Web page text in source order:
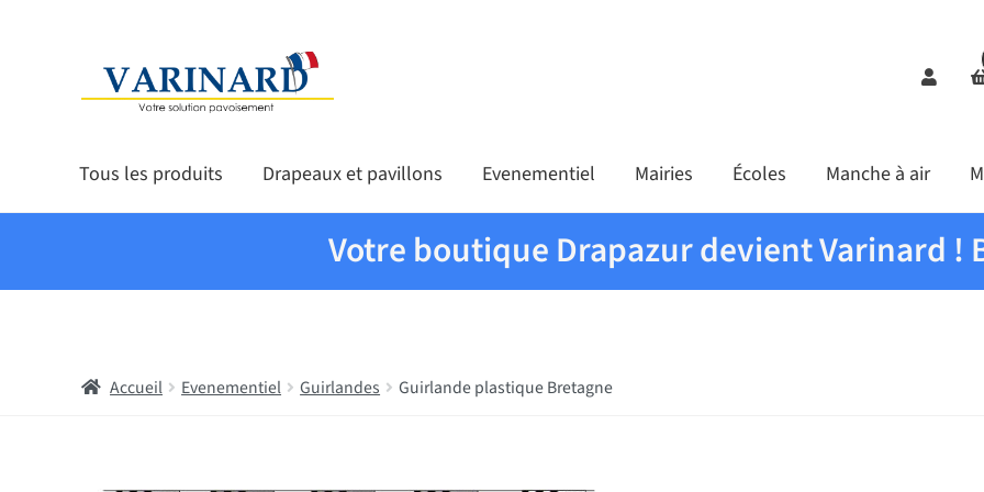
Aller à la navigation
Aller au contenu
Tous les produits Drapeaux et pavillons Evenementiel Mairies Écoles Manche à air
Votre boutique Drapazur devient Varinard !
Accueil Evenementiel Guirlandes Guirlande plastique Bretagne